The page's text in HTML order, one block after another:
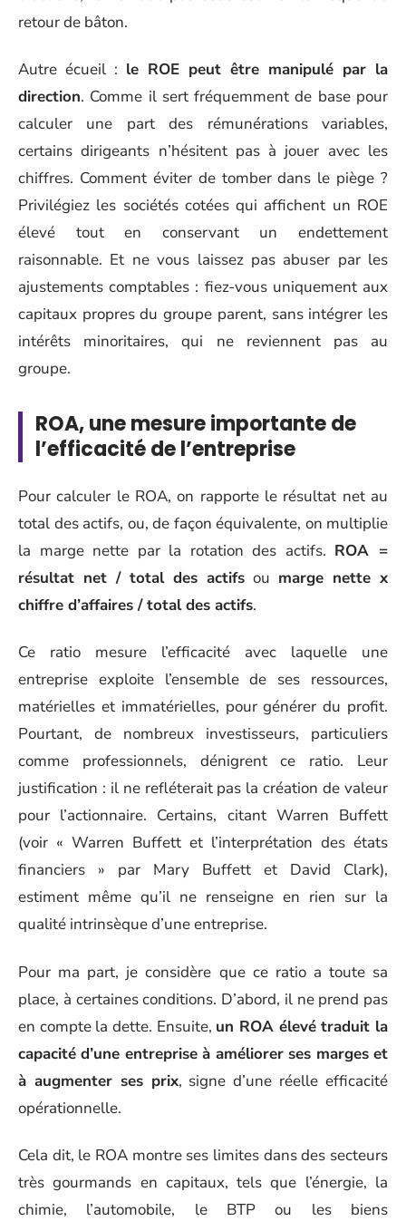
retour de bâton.
Autre écueil : le ROE peut être manipulé par la
direction. Comme il sert fréquemment de base pour
calculer une part des rémunérations variables,
certains dirigeants n’hésitent pas à jouer avec les
chiffres. Comment éviter de tomber dans le piège ?
Privilégiez les sociétés cotées qui affichent un ROE
élevé tout en conservant un endettement
raisonnable. Et ne vous laissez pas abuser par les
ajustements comptables : fiez-vous uniquement aux
capitaux propres du groupe parent, sans intégrer les
intérêts minoritaires, qui ne reviennent pas au
groupe.
ROA, une mesure importante de
l’efficacité de l’entreprise
Pour calculer le ROA, on rapporte le résultat net au
total des actifs, ou, de façon équivalente, on multiplie
la marge nette par la rotation des actifs. ROA =
résultat net / total des actifs ou marge nette x
chiffre d’affaires / total des actifs.
Ce ratio mesure l’efficacité avec laquelle une
entreprise exploite l’ensemble de ses ressources,
matérielles et immatérielles, pour générer du profit.
Pourtant, de nombreux investisseurs, particuliers
comme professionnels, dénigrent ce ratio. Leur
justification : il ne refléterait pas la création de valeur
pour l’actionnaire. Certains, citant Warren Buffett
(voir « Warren Buffett et l’interprétation des états
financiers » par Mary Buffett et David Clark),
estiment même qu’il ne renseigne en rien sur la
qualité intrinsèque d’une entreprise.
Pour ma part, je considère que ce ratio a toute sa
place, à certaines conditions. D’abord, il ne prend pas
en compte la dette. Ensuite, un ROA élevé traduit la
capacité d’une entreprise à améliorer ses marges et
à augmenter ses prix, signe d’une réelle efficacité
opérationnelle.
Cela dit, le ROA montre ses limites dans des secteurs
très gourmands en capitaux, tels que l’énergie, la
chimie, l’automobile, le BTP ou les biens